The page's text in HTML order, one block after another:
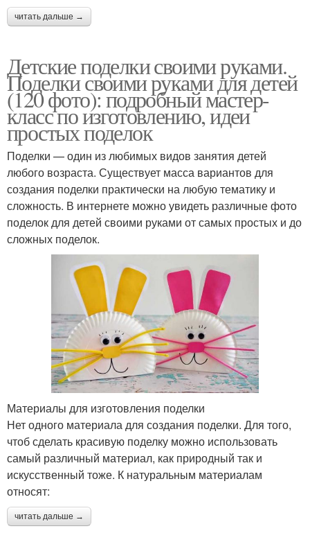
читать дальше →
Детские поделки своими руками.
Поделки своими руками для детей
(120 фото): подробный мастер-
класс по изготовлению, идеи
простых поделок
Поделки — один из любимых видов занятия детей
любого возраста. Существует масса вариантов для
создания поделки практически на любую тематику и
сложность. В интернете можно увидеть различные фото
поделок для детей своими руками от самых простых и до
сложных поделок.
Материалы для изготовления поделки
Нет одного материала для создания поделки. Для того,
чтоб сделать красивую поделку можно использовать
самый различный материал, как природный так и
искусственный тоже. К натуральным материалам
относят:
читать дальше →